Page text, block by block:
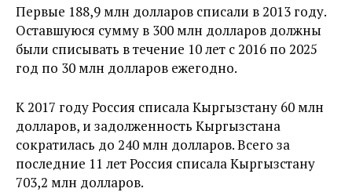
Первые 188,9 млн долларов списали в 2013 году.
Оставшуюся сумму в 300 млн долларов должны
были списывать в течение 10 лет с 2016 по 2025
год по 30 млн долларов ежегодно.
К 2017 году Россия списала Кыргызстану 60 млн
долларов, и задолженность Кыргызстана
сократилась до 240 млн долларов. Всего за
последние 11 лет Россия списала Кыргызстану
703,2 млн долларов.